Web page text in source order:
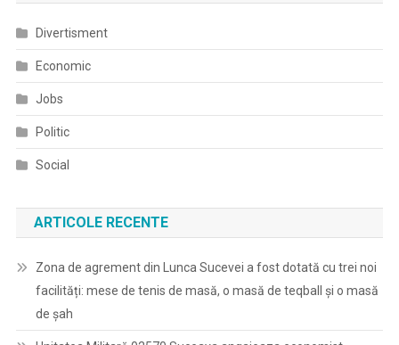
Divertisment
Economic
Jobs
Politic
Social
ARTICOLE RECENTE
Zona de agrement din Lunca Sucevei a fost dotată cu trei noi
facilități: mese de tenis de masă, o masă de teqball și o masă
de șah